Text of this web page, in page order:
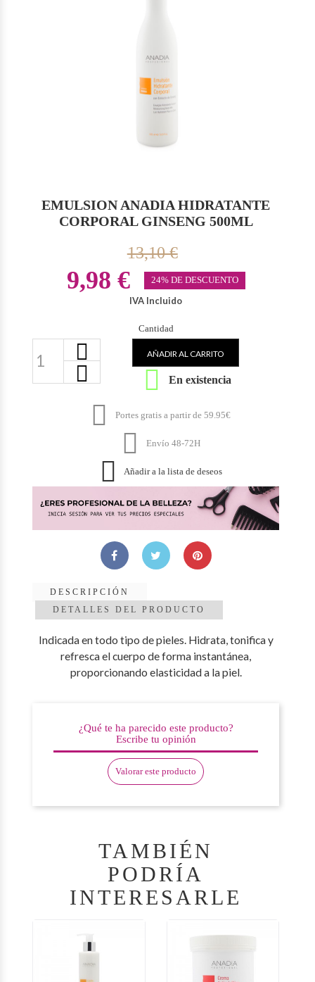
EMULSION ANADIA HIDRATANTE
CORPORAL GINSENG 500ML
13,10 €
9,98 € 24% DE DESCUENTO
IVA Incluido
Cantidad
AÑADIR AL CARRITO
 En existencia
 Portes gratis a partir de 59.95€
 Envío 48-72H
 Añadir a la lista de deseos
DESCRIPCIÓN
DETALLES DEL PRODUCTO
Indicada en todo tipo de pieles. Hidrata, tonifica y
refresca el cuerpo de forma instantánea,
proporcionando elasticidad a la piel.
¿Qué te ha parecido este producto?
Escribe tu opinión
Valorar este producto
TAMBIÉN
PODRÍA
INTERESARLE